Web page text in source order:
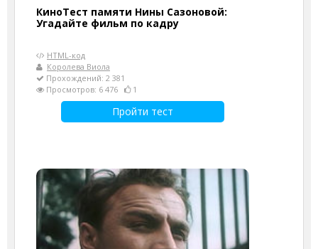
КиноТест памяти Нины Сазоновой:
Угадайте фильм по кадру
HTML-код
Королева Виола
Прохождений: 2 381
Просмотров: 6 476
1
Пройти тест